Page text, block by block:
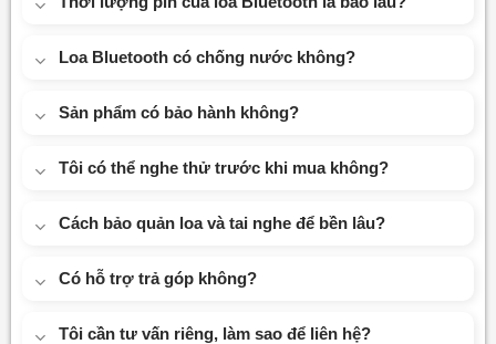
Loa Bluetooth có chống nước không?
Sản phẩm có bảo hành không?
Tôi có thể nghe thử trước khi mua không?
Cách bảo quản loa và tai nghe để bền lâu?
Có hỗ trợ trả góp không?
Tôi cần tư vấn riêng, làm sao để liên hệ?